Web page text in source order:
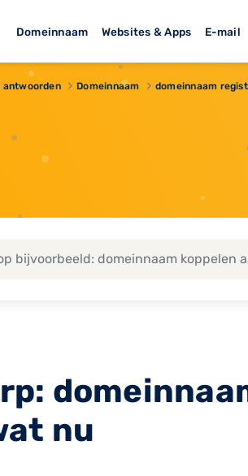
Domeinnaam Websites & Apps E-mail
antwoorden Domeinnaam domeinnaam
nu